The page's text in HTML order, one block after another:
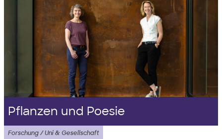
Pflanzen und Poesie
Forschung / Uni & Gesellschaft